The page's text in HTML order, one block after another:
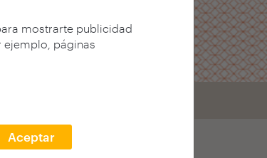
mostrarte publicidad
ejemplo, páginas
Aceptar